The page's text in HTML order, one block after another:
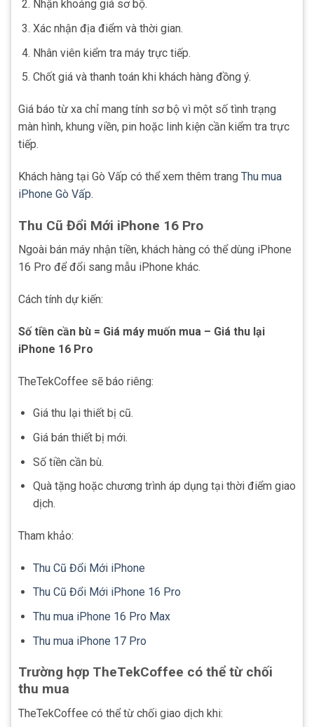
Nhận khoảng giá sơ bộ.
Xác nhận địa điểm và thời gian.
Nhân viên kiểm tra máy trực tiếp.
Chốt giá và thanh toán khi khách hàng đồng ý.
Giá báo từ xa chỉ mang tính sơ bộ vì một số tình trạng
màn hình, khung viền, pin hoặc linh kiện cần kiểm tra trực
tiếp.
Khách hàng tại Gò Vấp có thể xem thêm trang Thu mua
iPhone Gò Vấp.
Thu Cũ Đổi Mới iPhone 16 Pro
Ngoài bán máy nhận tiền, khách hàng có thể dùng iPhone
16 Pro để đổi sang mẫu iPhone khác.
Cách tính dự kiến:
Số tiền cần bù = Giá máy muốn mua – Giá thu lại
iPhone 16 Pro
TheTekCoffee sẽ báo riêng:
Giá thu lại thiết bị cũ.
Giá bán thiết bị mới.
Số tiền cần bù.
Quà tặng hoặc chương trình áp dụng tại thời điểm giao
dịch.
Tham khảo:
Thu Cũ Đổi Mới iPhone
Thu Cũ Đổi Mới iPhone 16 Pro
Thu mua iPhone 16 Pro Max
Thu mua iPhone 17 Pro
Trường hợp TheTekCoffee có thể từ chối
thu mua
TheTekCoffee có thể từ chối giao dịch khi: